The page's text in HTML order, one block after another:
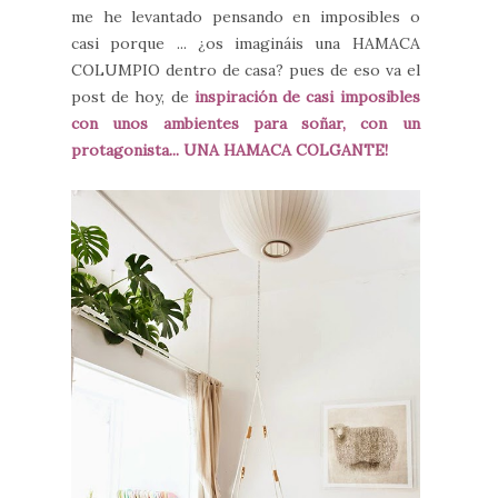
me he levantado pensando en imposibles o
casi porque ... ¿os imagináis una HAMACA
COLUMPIO dentro de casa? pues de eso va el
post de hoy, de inspiración de casi imposibles
con unos ambientes para soñar, con un
protagonista... UNA HAMACA COLGANTE!